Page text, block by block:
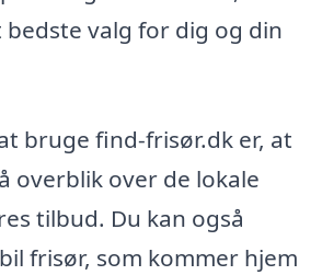
valg for dig og din
bruge find-frisør.dk er, at
overblik over de lokale
tilbud. Du kan også
frisør, som kommer hjem